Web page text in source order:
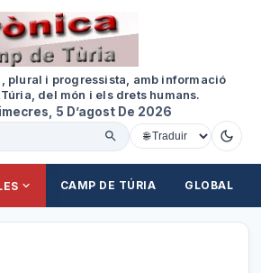
plural i progressista, amb informació
del món i els drets humans.
5 D’agost De 2026
CAMP DE TÚRIA GLOBAL